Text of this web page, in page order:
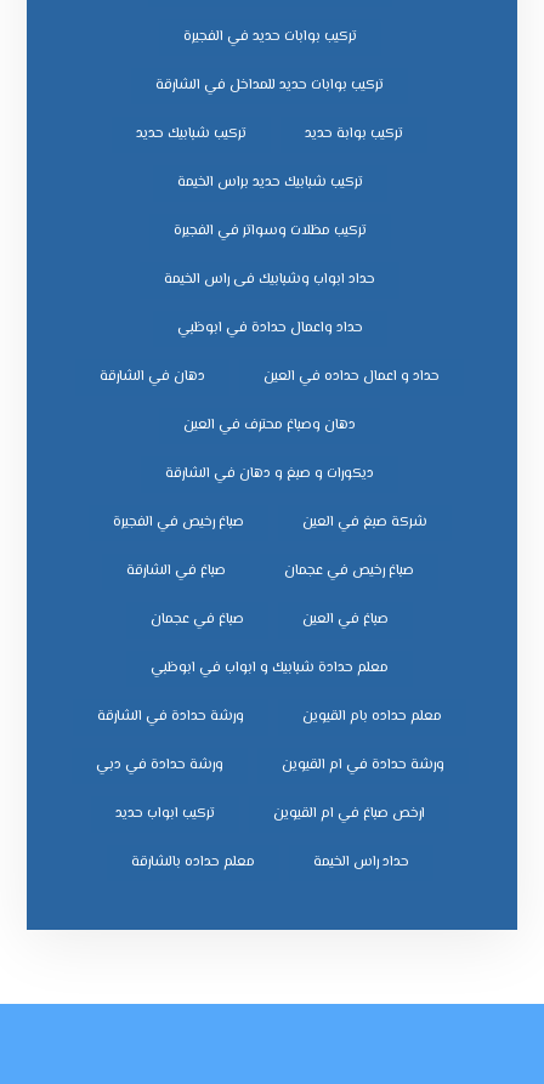
تركيب بوابات حديد في الفجيرة
تركيب بوابات حديد للمداخل في الشارقة
تركيب بوابة حديد تركيب شبابيك حديد
تركيب شبابيك حديد براس الخيمة
تركيب مظلات وسواتر في الفجيرة
حداد ابواب وشبابيك فى راس الخيمة
حداد واعمال حدادة في ابوظبي
حداد و اعمال حداده في العين دهان في الشارقة
دهان وصباغ محترف في العين
ديكورات و صبغ و دهان في الشارقة
شركة صبغ في العين صباغ رخيص في الفجيرة
صباغ رخيص في عجمان صباغ في الشارقة
صباغ في العين صباغ في عجمان
معلم حدادة شبابيك و ابواب في ابوظبي
معلم حداده بام القيوين ورشة حدادة في الشارقة
ورشة حدادة في ام القيوين ورشة حدادة في دبي
ﺗﺮﻛﻴﺐ اﺑﻮاب ﺣﺪﻳﺪ
ﺣﺪاد راس اﻟﺨﻴﻤﺔ ﻣﻌﻠﻢ ﺣﺪاده ﺑﺎﻟﺸﺎرﻗﺔ